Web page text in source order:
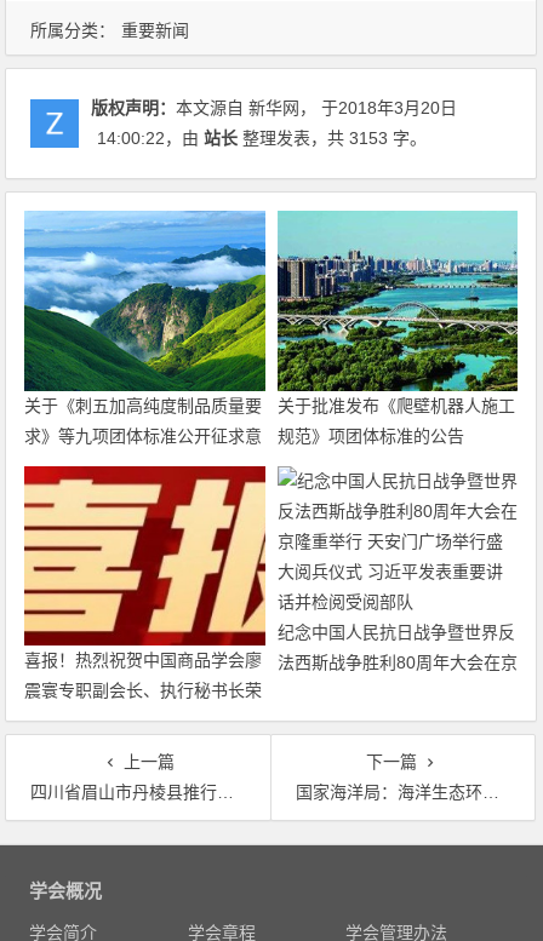
所属分类： 重要新闻
版权声明：本文源自 新华网， 于2018年3月20日
14:00:22，由站长 整理发表，共 3153 字。
关于《刺五加高纯度制品质量要
求》等九项团体标准公开征求意
见的通知
关于批准发布《爬壁机器人施工
规范》项团体标准的公告
喜报！热烈祝贺中国商品学会廖
震寰专职副会长、执行秘书长荣
获农工党中央表彰
纪念中国人民抗日战争暨世界反
法西斯战争胜利80周年大会在京
阅兵仪式 习近平发表重要讲话
并检阅受阅部队
上一篇
四川省眉山市丹棱县推行农村垃圾分类
下一篇
国家海洋局：海洋生态环境稳中向好，入海河流水质不容乐观
文
学会概况
学会简介 学会章程 学会管理办法